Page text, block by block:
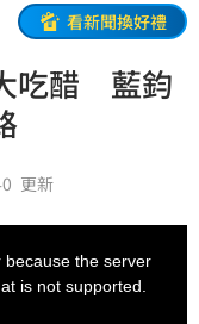
看新聞換好禮
吃醋 藍鈞
更新
the server
is not supported.